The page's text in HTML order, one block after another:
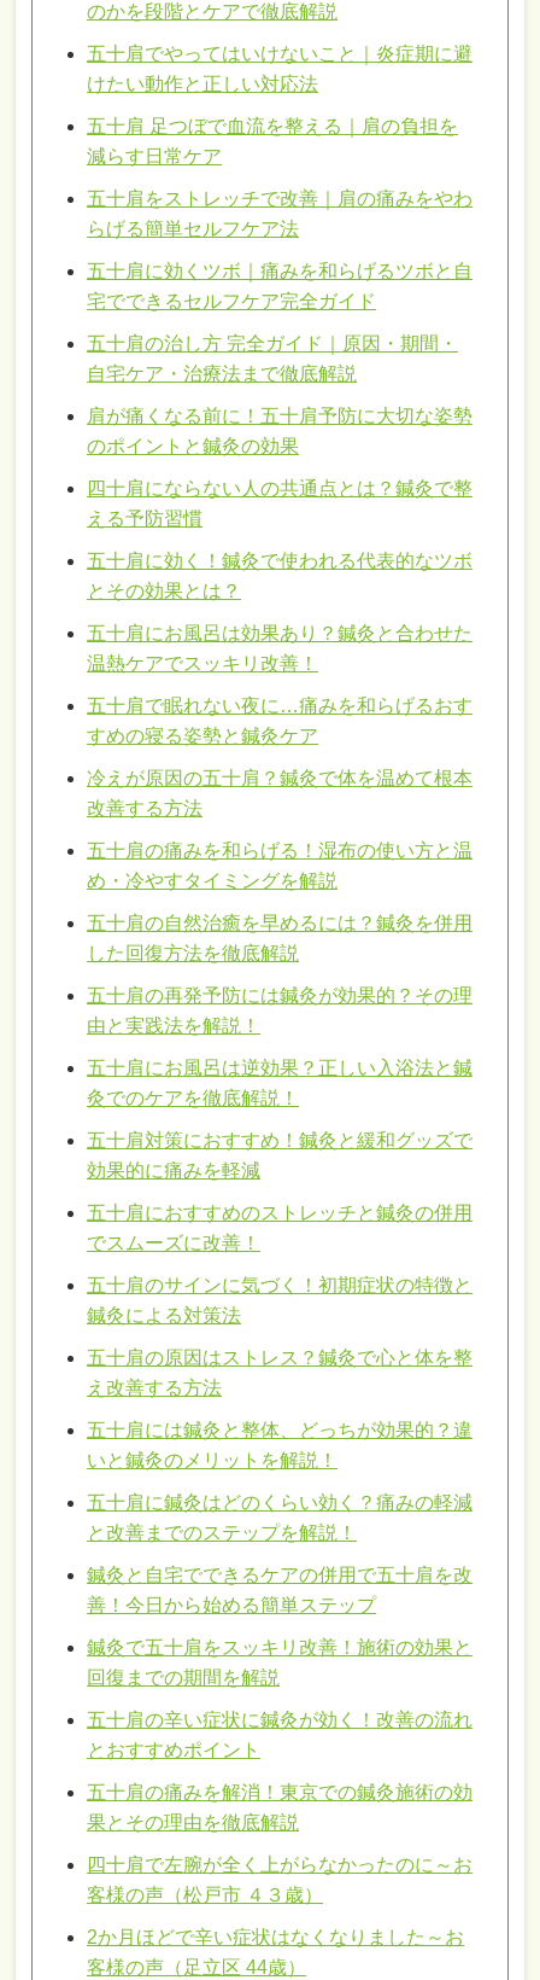
のかを段階とケアで徹底解説
五十肩でやってはいけないこと｜炎症期に避
けたい動作と正しい対応法
五十肩 足つぼで血流を整える｜肩の負担を
減らす日常ケア
五十肩をストレッチで改善｜肩の痛みをやわ
らげる簡単セルフケア法
五十肩に効くツボ｜痛みを和らげるツボと自
宅でできるセルフケア完全ガイド
五十肩の治し方 完全ガイド｜原因・期間・
自宅ケア・治療法まで徹底解説
肩が痛くなる前に！五十肩予防に大切な姿勢
のポイントと鍼灸の効果
四十肩にならない人の共通点とは？鍼灸で整
える予防習慣
五十肩に効く！鍼灸で使われる代表的なツボ
とその効果とは？
五十肩にお風呂は効果あり？鍼灸と合わせた
温熱ケアでスッキリ改善！
五十肩で眠れない夜に…痛みを和らげるおす
すめの寝る姿勢と鍼灸ケア
冷えが原因の五十肩？鍼灸で体を温めて根本
改善する方法
五十肩の痛みを和らげる！湿布の使い方と温
め・冷やすタイミングを解説
五十肩の自然治癒を早めるには？鍼灸を併用
した回復方法を徹底解説
五十肩の再発予防には鍼灸が効果的？その理
由と実践法を解説！
五十肩にお風呂は逆効果？正しい入浴法と鍼
灸でのケアを徹底解説！
五十肩対策におすすめ！鍼灸と緩和グッズで
効果的に痛みを軽減
五十肩におすすめのストレッチと鍼灸の併用
でスムーズに改善！
五十肩のサインに気づく！初期症状の特徴と
鍼灸による対策法
五十肩の原因はストレス？鍼灸で心と体を整
え改善する方法
五十肩には鍼灸と整体、どっちが効果的？違
いと鍼灸のメリットを解説！
五十肩に鍼灸はどのくらい効く？痛みの軽減
と改善までのステップを解説！
鍼灸と自宅でできるケアの併用で五十肩を改
善！今日から始める簡単ステップ
鍼灸で五十肩をスッキリ改善！施術の効果と
回復までの期間を解説
五十肩の辛い症状に鍼灸が効く！改善の流れ
とおすすめポイント
五十肩の痛みを解消！東京での鍼灸施術の効
果とその理由を徹底解説
四十肩で左腕が全く上がらなかったのに～お
客様の声（松戸市 ４３歳）
2か月ほどで辛い症状はなくなりました～お
客様の声（足立区 44歳）